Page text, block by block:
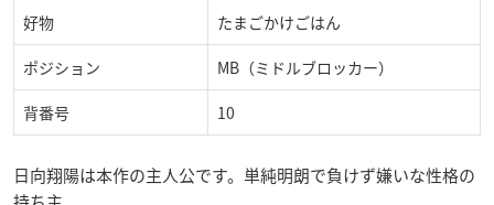
好物 たまごかけごはん
ポジション MB（ミドルブロッカー）
背番号 10
日向翔陽は本作の主人公です。単純明朗で負けず嫌いな性格の